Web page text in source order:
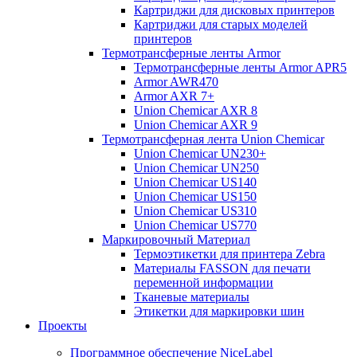
Картриджи для дисковых принтеров
Картриджи для старых моделей
принтеров
Термотрансферные ленты Armor
Термотрансферные ленты Armor APR5
Armor AWR470
Armor AXR 7+
Union Chemicar AXR 8
Union Chemicar AXR 9
Термотрансферная лента Union Chemicar
Union Chemicar UN230+
Union Chemicar UN250
Union Chemicar US140
Union Chemicar US150
Union Chemicar US310
Union Chemicar US770
Маркировочный Материал
Термоэтикетки для принтера Zebra
Материалы FASSON для печати
переменной информации
Тканевые материалы
Этикетки для маркировки шин
Проекты
Программное обеспечение NiceLabel